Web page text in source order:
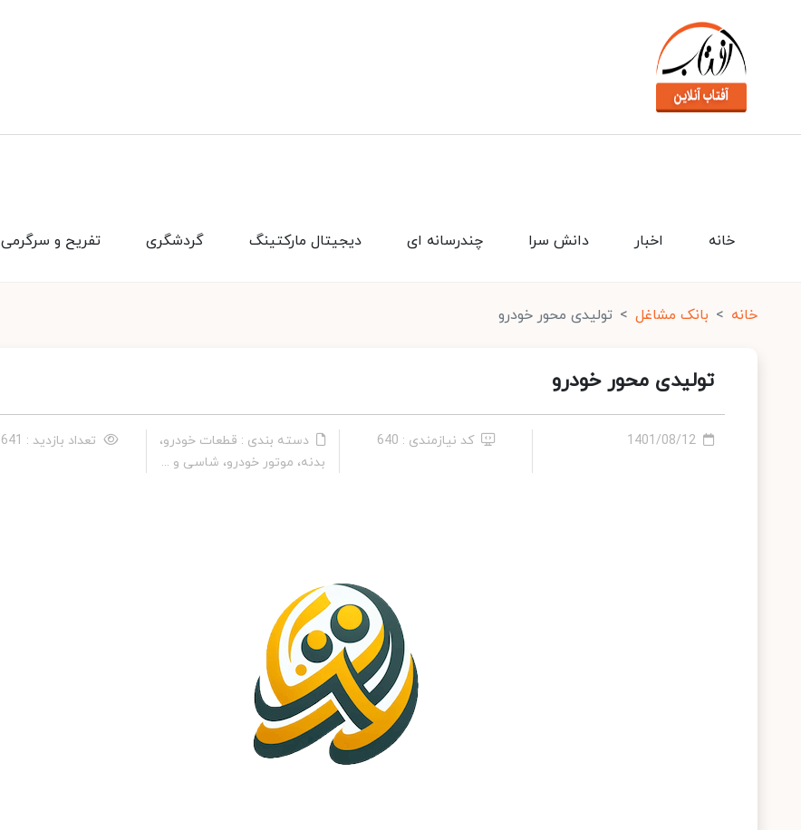
تفریح و سرگرمی گردشگری دیجیتال مارکتینگ چندرسانه ای دانش سرا اخبار خانه
خانه بانک مشاغل تولیدی محور خودرو
تولیدی محور خودرو
1401/08/12 کد نیازمندی : 640
دسته بندی : قطعات خودرو،
بدنه، موتور خودرو، شاسی و ...
تعداد بازدید : 641 نفر